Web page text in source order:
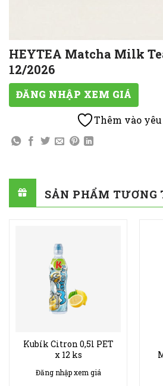
HEYTEA Matcha Milk
12/2026
ĐĂNG NHẬP XEM GIÁ
Thêm vào
SẢN PHẨM TƯƠNG
Kubík Citron 0,5l PET
x 12 ks
Đăng nhập xem giá